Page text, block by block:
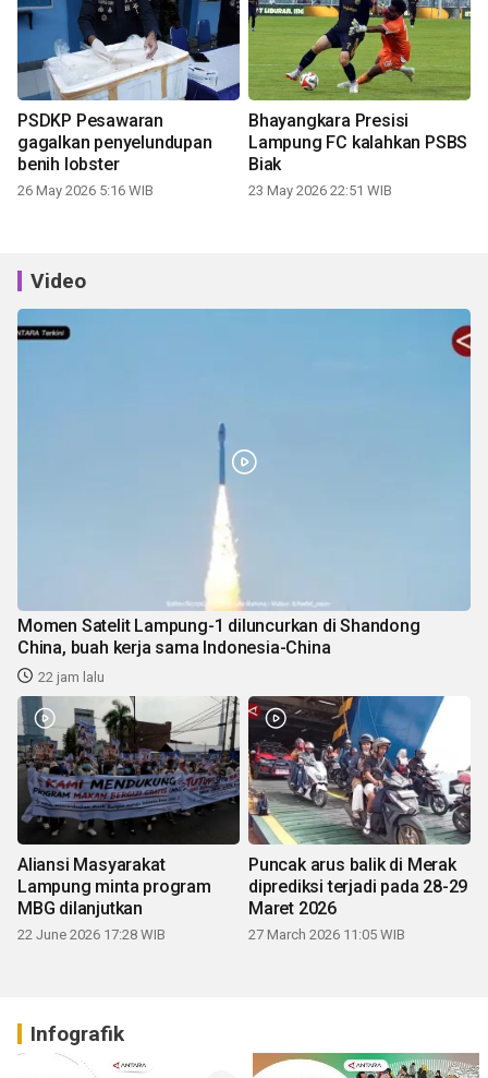
PSDKP Pesawaran
gagalkan penyelundupan
benih lobster
26 May 2026 5:16 WIB
Bhayangkara Presisi
Lampung FC kalahkan PSBS
Biak
23 May 2026 22:51 WIB
Video
Momen Satelit Lampung-1 diluncurkan di Shandong
China, buah kerja sama Indonesia-China
22 jam lalu
Aliansi Masyarakat
Lampung minta program
MBG dilanjutkan
22 June 2026 17:28 WIB
Puncak arus balik di Merak
diprediksi terjadi pada 28-29
Maret 2026
27 March 2026 11:05 WIB
Infografik